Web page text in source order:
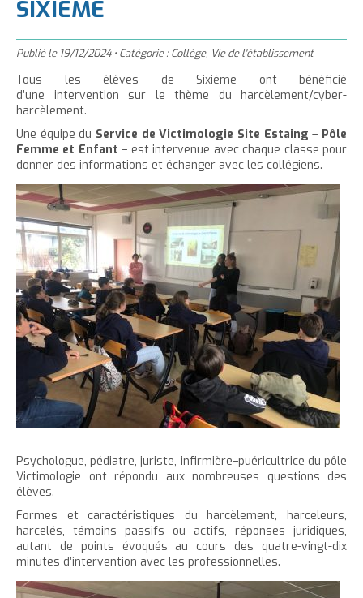
h
c
e
a
c
e
i
n
e
r
l
a
t
a
l
l
e
d
u
t
e
x
e
u
r
a
t
a
i
l
e
d
u
t
e
x
t
m
r
e
t
t
e
p
a
g
e
r
c
e
o
n
t
e
n
u
SIXIÈME
Publié le 19/12/2024 • Catégorie :Collège, Vie de l'établissement
Tous les élèves de Sixième ont bénéficié
d’une intervention sur le thème du harcèlement/cyber-
harcèlement.
Une équipe du Service de Victimologie Site Estaing – Pôle
Femme et Enfant – est intervenue avec chaque classe pour
donner des informations et échanger avec les collégiens.
Psychologue, pédiatre, juriste, infirmière–puéricultrice du pôle
Victimologie ont répondu aux nombreuses questions des
élèves.
Formes et caractéristiques du harcèlement, harceleurs,
harcelés, témoins passifs ou actifs, réponses juridiques,
autant de points évoqués au cours des quatre-vingt-dix
minutes d’intervention avec les professionnelles.